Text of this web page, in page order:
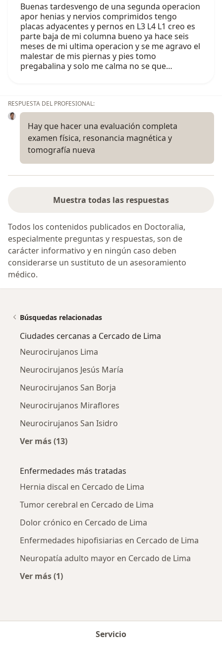
Buenas tardesvengo de una segunda operacion
apor henias y nervios comprimidos tengo
placas adyacentes y pernos en L3 L4 L1 creo es
parte baja de mi columna bueno ya hace seis
meses de mi ultima operacion y se me agravo el
malestar de mis piernas y pies tomo
pregabalina y solo me calma no se que…
RESPUESTA DEL PROFESIONAL:
Hay que hacer una evaluación completa
examen física, resonancia magnética y
tomografía nueva
Muestra todas las respuestas
Todos los contenidos publicados en Doctoralia,
especialmente preguntas y respuestas, son de
carácter informativo y en ningún caso deben
considerarse un sustituto de un asesoramiento
médico.
Búsquedas relacionadas
Ciudades cercanas a Cercado de Lima
Neurocirujanos Lima
Neurocirujanos Jesús María
Neurocirujanos San Borja
Neurocirujanos Miraflores
Neurocirujanos San Isidro
Ver más (13)
Enfermedades más tratadas
Hernia discal en Cercado de Lima
Tumor cerebral en Cercado de Lima
Dolor crónico en Cercado de Lima
Enfermedades hipofisiarias en Cercado de Lima
Neuropatía adulto mayor en Cercado de Lima
Ver más (1)
Servicio